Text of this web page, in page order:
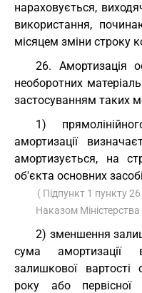
нараховується,
використання,
місяцем зміни строку
26. Амортизація
необоротних
застосуванням таких
1)
амортизації
амортизується, на
об'єкта основних
( Підпункт 1 пункту
Наказом Міністерства
2) зменшення
сума амортизації
залишкової
року або